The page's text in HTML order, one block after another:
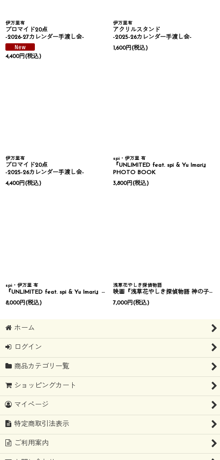
伊万里有
ブロマイド20点
-2026-27カレンダー手渡し会-
4,400円(税込)
伊万里有
アクリルスタンド
-2025-26カレンダー手渡し会-
1,600円(税込)
伊万里有
ブロマイド20点
-2025-26カレンダー手渡し会-
4,400円(税込)
spi・伊万里 有
『UNLIMITED feat. spi & Yu Imari』
PHOTO BOOK
3,800円(税込)
spi・伊万里 有
『UNLIMITED feat. spi & Yu Imari』Blu-ray
8,000円(税込)
浅草花やしき探偵物語
映画『浅草花やしき探偵物語 神の子は傷ついて』Blu-ray
7,000円(税込)
ホーム
ログイン
商品カテゴリ一覧
ショッピングカート
マイページ
特定商取引法表示
ご利用案内